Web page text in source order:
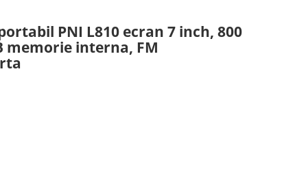
PNI L810 ecran 7 inch, 800
memorie interna, FM